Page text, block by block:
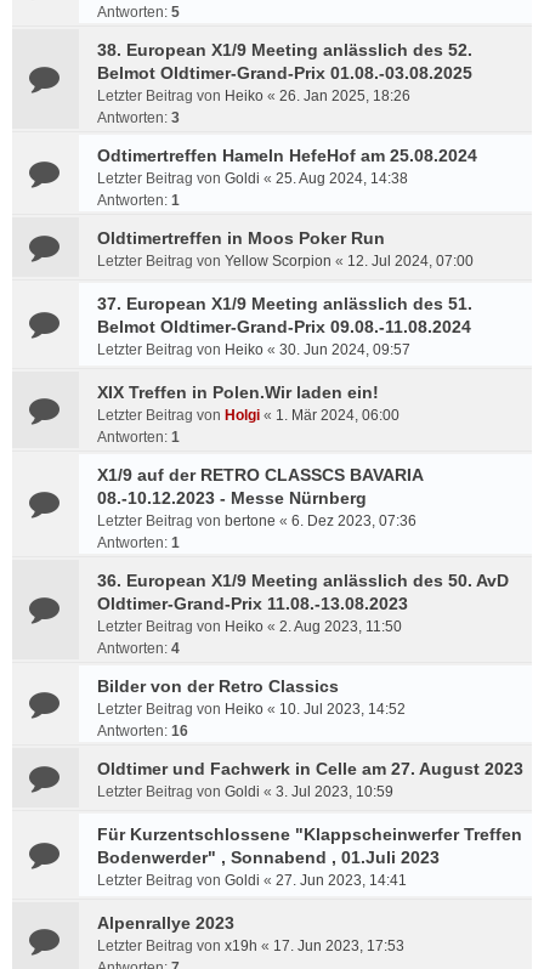
Antworten: 5
38. European X1/9 Meeting anlässlich des 52.
Belmot Oldtimer-Grand-Prix 01.08.-03.08.2025
Letzter Beitrag von Heiko « 26. Jan 2025, 18:26
Antworten: 3
Odtimertreffen Hameln HefeHof am 25.08.2024
Letzter Beitrag von Goldi « 25. Aug 2024, 14:38
Antworten: 1
Oldtimertreffen in Moos Poker Run
Letzter Beitrag von Yellow Scorpion « 12. Jul 2024, 07:00
37. European X1/9 Meeting anlässlich des 51.
Belmot Oldtimer-Grand-Prix 09.08.-11.08.2024
Letzter Beitrag von Heiko « 30. Jun 2024, 09:57
XIX Treffen in Polen.Wir laden ein!
Letzter Beitrag von Holgi « 1. Mär 2024, 06:00
Antworten: 1
X1/9 auf der RETRO CLASSCS BAVARIA
08.-10.12.2023 - Messe Nürnberg
Letzter Beitrag von bertone « 6. Dez 2023, 07:36
Antworten: 1
36. European X1/9 Meeting anlässlich des 50. AvD
Oldtimer-Grand-Prix 11.08.-13.08.2023
Letzter Beitrag von Heiko « 2. Aug 2023, 11:50
Antworten: 4
Bilder von der Retro Classics
Letzter Beitrag von Heiko « 10. Jul 2023, 14:52
Antworten: 16
Oldtimer und Fachwerk in Celle am 27. August 2023
Letzter Beitrag von Goldi « 3. Jul 2023, 10:59
Für Kurzentschlossene "Klappscheinwerfer Treffen
Bodenwerder" , Sonnabend , 01.Juli 2023
Letzter Beitrag von Goldi « 27. Jun 2023, 14:41
Alpenrallye 2023
Letzter Beitrag von x19h « 17. Jun 2023, 17:53